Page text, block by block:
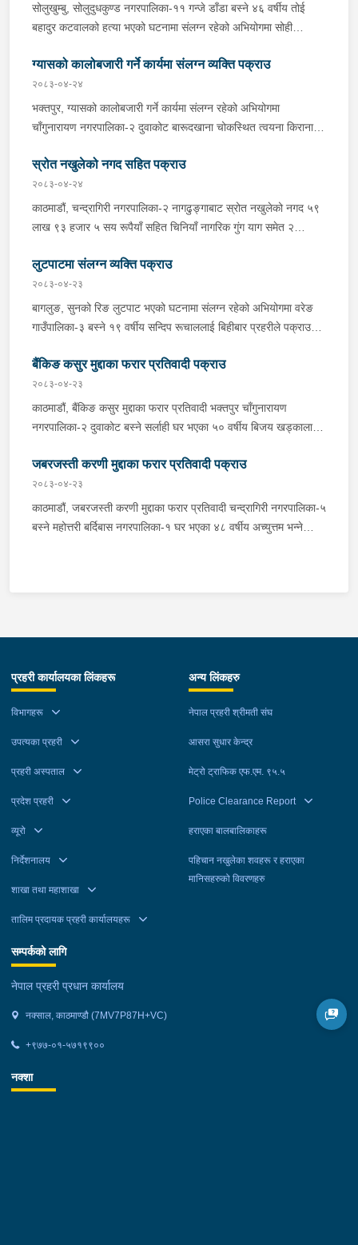
सोलुखुम्बु, सोलुदुधकुण्ड नगरपालिका-११ गन्जे डाँडा बस्ने ४६ वर्षीय तोई
बहादुर कटवालको हत्या भएको घटनामा संलग्न रहेको अभियोगमा सोही
आइतबार बिहान प्रहरीले पक्राउ गरेको छ । तोई बहादुर आफ्नै घरमा शनिबार
बिहान मृत अवस्थामा फेला परेको घटनाको अनुसन्धानको क्रममा जिल्ला
प्रहरी कार्यालय सोलुखुम्बु समेतबाट खटिएको प्रहरीले भुवन सिंहलाई पक्राउ
गरेको हो । अनुसन्धानको क्रममा भुवन सिंहले आपसी वादविवादको क्रममा
प्रहरीले आवश्यक अनुसन्धान गरिरहेको छ ।
ग्यासको कालोबजारी गर्ने कार्यमा संलग्न व्यक्ति पक्राउ
२०८३-०४-२४
भक्तपुर, ग्यासको कालोबजारी गर्ने कार्यमा संलग्न रहेको अभियोगमा
चाँगुनारायण नगरपालिका-‍२ दुवाकोट बारूदखाना चोकस्थित त्वयना किराना
पक्राउ गरेको छ । तुलसीरामले उपभोक्ताहरूलाई एलपी ग्यास प्रति
सिलिण्डर ७ हजार रूपैयाँको दरले विक्री वितरण गरेको भन्ने खबर प्राप्त
हुनासाथ जिल्ला प्रहरी परिसर भक्तपुरबाट खटिएको प्रहरीले उनलाई पक्राउ
गरेको हो ।यस सम्बन्धमा प्रहरीले आवश्यक अनुसन्धान गरिरहेको छ ।
स्रोत नखुलेको नगद सहित पक्राउ
२०८३-०४-२४
काठमाडौं, चन्द्रागिरी नगरपालिका-२ नागढुङ्गाबाट स्रोत नखुलेको नगद ५९
लाख ९३ हजार ५ सय रूपैयाँ सहित चिनियाँ नागरिक गुंग याग समेत २
नागढुङ्गाबाट खटिएको प्रहरीले सप्तरीबाट काठमाडौंतर्फ आउँदै गरेको ज.१ च
१६६४ नम्बरको स्कारपियोलाई जाँच गर्दा उक्त नगद फेला पारी स्कारपियोमा
सवार उनीहरूलाई पक्राउ गरेको हो । यस सम्बन्धमा प्रहरीले आवश्यक
अनुसन्धान गरिरहेको छ ।
लुटपाटमा संलग्न व्यक्ति पक्राउ
२०८३-०४-२३
बागलुङ, सुनको रिङ लुटपाट भएको घटनामा संलग्न रहेको अभियोगमा वरेङ
गाउँपालिका-३ बस्ने १९ वर्षीय सन्दिप रूचाललाई बिहीबार प्रहरीले पक्राउ
धाक धम्की दिई सुनको रिङ लुटेको भन्ने खबर प्राप्त हुनासाथ इलाका प्रहरी
कार्यालय वरेङबाट खटिएको प्रहरीले उनलाई पक्राउ गरेको हो । उनी उपर
जिल्ला अदालत बागलुङबाट ५ दिन म्याद थप अनुमति लिई यस सम्बन्धमा
प्रहरीले आवश्यक अनुसन्धान गरिरहेको छ ।
बैंकिङ कसुर मुद्दाका फरार प्रतिवादी पक्राउ
२०८३-०४-२३
काठमाडौं, बैंकिङ कसुर मुद्दाका फरार प्रतिवादी भक्तपुर चाँगुनारायण
नगरपालिका-२ दुवाकोट बस्ने सर्लाही घर भएका ५० वर्षीय बिजय खड्कालाई
पक्राउ पुर्जी जारी भई फरार रहेका उनलाई काठमाडौं उपत्यका अपराध
अनुसन्धान कार्यालय टेकुबाट खटिएको प्रहरीले भक्तपुर चाँगुनारायण
नगरपालिका-२ दुवाकोटबाट पक्राउ गरेको हो । उनलाई आवश्यक अनुसन्धान
तथा कारबाहीको लागि इलाका प्रहरी कार्यालय हरिवन सर्लाही पठाइएको छ ।
जबरजस्ती करणी मुद्दाका फरार प्रतिवादी पक्राउ
२०८३-०४-२३
काठमाडौं, जबरजस्ती करणी मुद्दाका फरार प्रतिवादी चन्द्रागिरी नगरपालिका-५
बस्ने महोत्तरी बर्दिबास नगरपालिका-१ घर भएका ४८ वर्षीय अच्युत्तम भन्ने
लागि इलाका प्रहरी कार्यालय बर्दिबास महोत्तरी पठाइएको छ ।
प्रहरी कार्यालयका लिंकहरू
विभागहरू
उपत्यका प्रहरी
प्रहरी अस्पताल
प्रदेश प्रहरी
व्यूरो
निर्देशनालय
शाखा तथा महाशाखा
तालिम प्रदायक प्रहरी कार्यालयहरू
अन्य लिंकहरु
नेपाल प्रहरी श्रीमती संघ
आसरा सुधार केन्द्र
मेट्रो ट्राफिक एफ.एम. ९५.५
Police Clearance Report
हराएका बालबालिकाहरू
पहिचान नखुलेका शवहरू र हराएका
मानिसहरुको विवरणहरु
सम्पर्कको लागि
नेपाल प्रहरी प्रधान कार्यालय
नक्साल, काठमाण्डौ (7MV7P87H+VC)
+९७७-०१-५७१९९००
नक्शा